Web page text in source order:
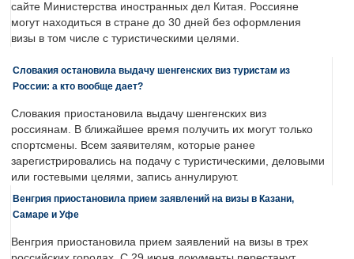
сайте Министерства иностранных дел Китая. Россияне
могут находиться в стране до 30 дней без оформления
визы в том числе с туристическими целями.
Словакия остановила выдачу шенгенских виз туристам из
России: а кто вообще дает?
Словакия приостановила выдачу шенгенских виз
россиянам. В ближайшее время получить их могут только
спортсмены. Всем заявителям, которые ранее
зарегистрировались на подачу с туристическими, деловыми
или гостевыми целями, запись аннулируют.
Венгрия приостановила прием заявлений на визы в Казани,
Самаре и Уфе
Венгрия приостановила прием заявлений на визы в трех